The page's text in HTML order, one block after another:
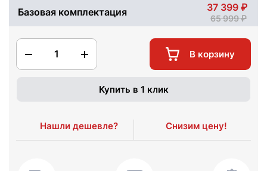
Базовая комплектация 37 399
65 999
1 В корзину
Купить в 1 клик
Нашли дешевле? Снизим цену!